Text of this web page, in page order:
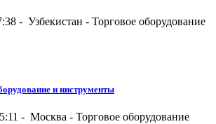
- Узбекистан - Торговое оборудование
и инструменты
- Москва - Торговое оборудование